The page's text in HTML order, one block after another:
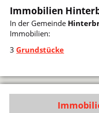
Immobilien
In der Gemeinde
Immobilien:
3Grundstücke